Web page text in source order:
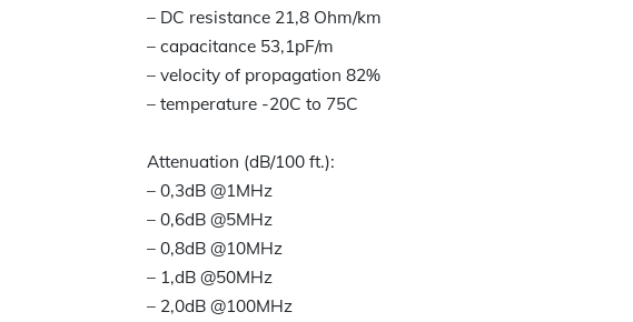
– DC resistance 21,8 Ohm/km
– capacitance 53,1pF/m
– velocity of propagation 82%
– temperature -20C to 75C
Attenuation (dB/100 ft.):
– 0,3dB @1MHz
– 0,6dB @5MHz
– 0,8dB @10MHz
– 1,dB @50MHz
– 2,0dB @100MHz